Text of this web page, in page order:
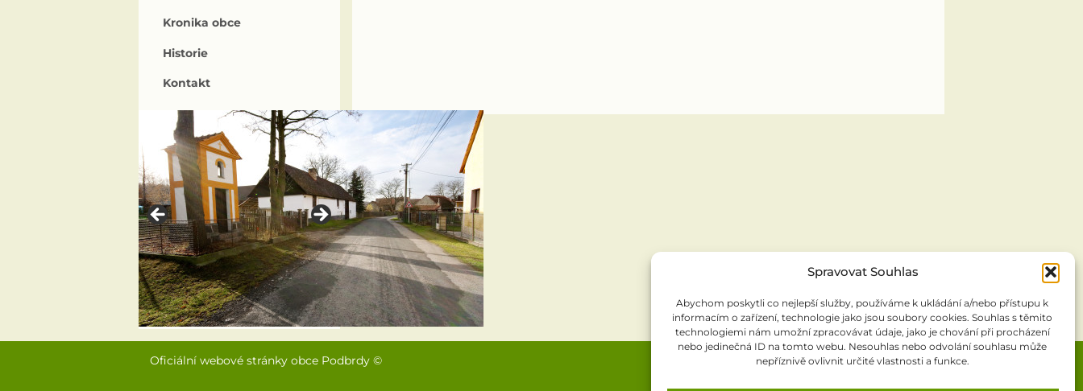
Spravovat Souhlas
Abychom poskytli co nejlepší služby, používáme k ukládání a/nebo přístupu k
informacím o zařízení, technologie jako jsou soubory cookies. Souhlas s těmito
technologiemi nám umožní zpracovávat údaje, jako je chování při procházení
nebo jedinečná ID na tomto webu. Nesouhlas nebo odvolání souhlasu může
nepříznivě ovlivnit určité vlastnosti a funkce.
Kronika obce
Historie
Kontakt
Oficiální webové stránky obce Podbrdy ©